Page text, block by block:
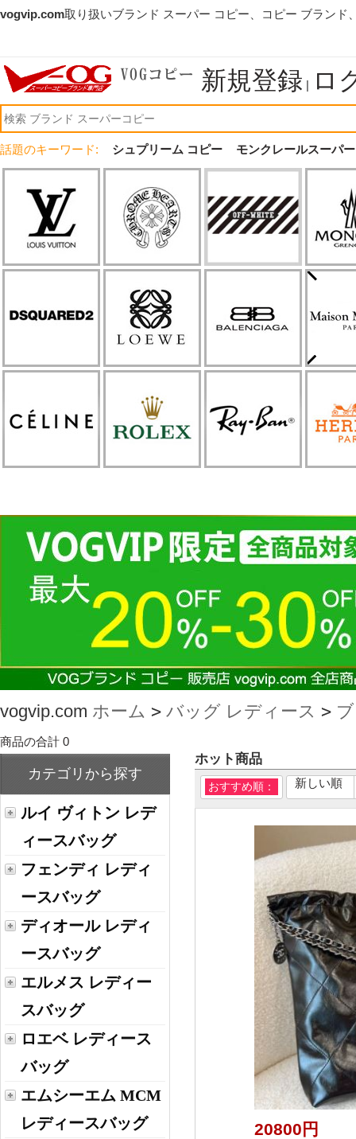
vogvip.com取り扱いブランド スーパー コピー、コピー ブランド
新規登録 | ロ
話題のキーワード: シュプリーム コピー モンクレールスーパ
vogvip.com ホーム > バッグ レディース >
商品の合計 0
カテゴリから探す
ルイ ヴィトン レデ
ィースバッグ
フェンディ レディ
ースバッグ
ディオール レディ
ースバッグ
エルメス レディー
スバッグ
ロエベ レディース
バッグ
エムシーエム MCM
レディースバッグ
ホット商品
おすすめ順： 新しい順
20800円